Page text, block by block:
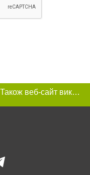
Цей сайт використовує «cookies». Також веб-сайт використовує інтернет-сервіс для збору технічних даних стосовно відвідувачів з метою отримання маркетингової та статистичної інформації. Умови обробки даних відвідувачів сайту див.